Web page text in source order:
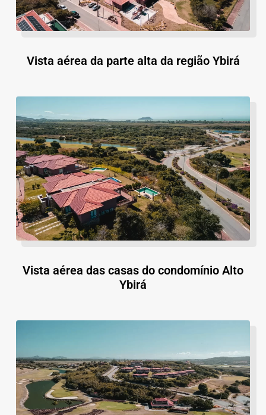
Vista aérea da parte alta da região Ybirá
Vista aérea das casas do condomínio Alto
Ybirá